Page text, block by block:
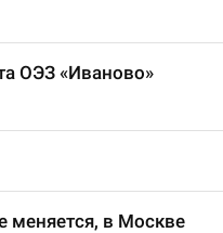
ОЭЗ «Иваново»
меняется, в Москве